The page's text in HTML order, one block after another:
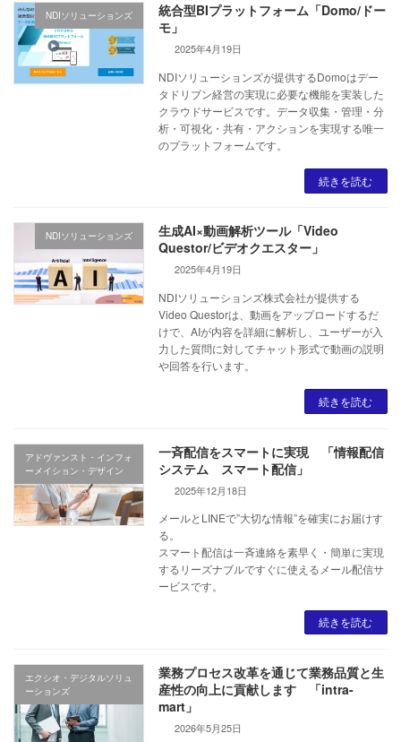
NDIソリューションズ
統合型BIプラットフォーム「Domo/ドー
モ」
2025年4月19日
NDIソリューションズが提供するDomoはデー
タドリブン経営の実現に必要な機能を実装した
クラウドサービスです。データ収集・管理・分
析・可視化・共有・アクションを実現する唯一
のプラットフォームです。
続きを読む
NDIソリューションズ
生成AI×動画解析ツール「Video
Questor/ビデオクエスター」
2025年4月19日
NDIソリューションズ株式会社が提供する
Video Questorは、動画をアップロードするだ
けで、AIが内容を詳細に解析し、ユーザーが入
力した質問に対してチャット形式で動画の説明
や回答を行います。
続きを読む
アドヴァンスト・インフォ
ーメイション・デザイン
一斉配信をスマートに実現 「情報配信
システム スマート配信」
2025年12月18日
メールとLINEで”大切な情報”を確実にお届けす
る。
スマート配信は一斉連絡を素早く・簡単に実現
するリーズナブルですぐに使えるメール配信サ
ービスです。
続きを読む
エクシオ・デジタルソリュ
ーションズ
業務プロセス改革を通じて業務品質と生
産性の向上に貢献します 「intra-
mart」
2026年5月25日